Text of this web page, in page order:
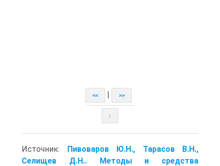
<< >>
↑
Источник: Пивоваров Ю.Н., Тарасов В.Н.,
Селищев Д.Н.. Методы и средства